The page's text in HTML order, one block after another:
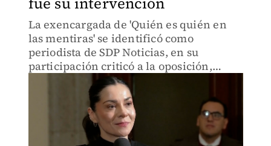
La exencargada de 'Quién es quién en
las mentiras' se identificó como
periodista de SDP Noticias, en su
participación criticó a la oposición,
recordó a AMLO y aseguró que "nunca
ha habido tanta libertad de expresión".